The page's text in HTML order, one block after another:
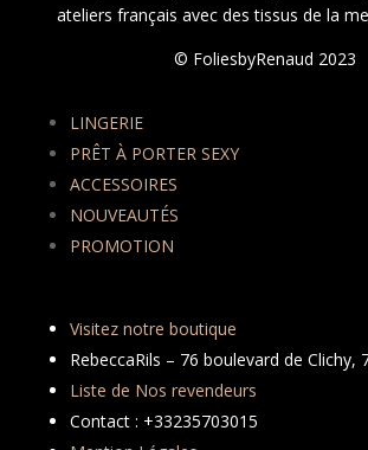
ateliers français avec des tissus de la
© FoliesbyRenaud 2023
LINGERIE
PRÊT À PORTER SEXY
ACCESSOIRES
NOUVEAUTÉS
PROMOTION
Visitez notre boutique
RebeccaRils – 76 boulevard de Clichy,
Liste de Nos revendeurs
Contact : +33235703015